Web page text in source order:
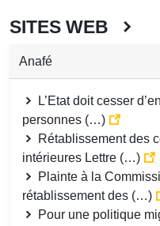
SITES WEB
Anafé
L’Etat doit cesser
personnes (…)
Rétablissement des
intérieures Lettre (…)
Plainte à la
rétablissement des (…)
Pour une politique